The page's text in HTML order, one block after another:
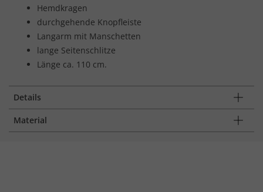
Hemdkragen
durchgehende Knopfleiste
Langarm mit Manschetten
lange Seitenschlitze
Länge ca. 110 cm.
Details
Material